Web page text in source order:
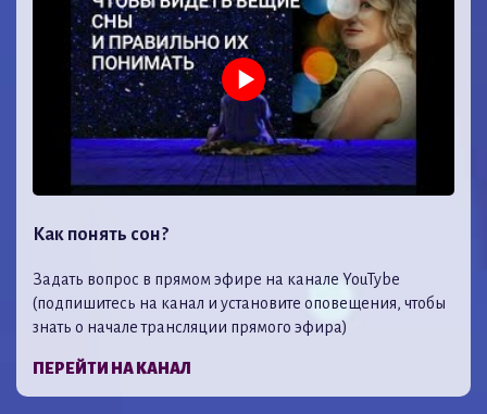
Как понять сон?
Задать вопрос в прямом эфире на канале YouTybe
(подпишитесь на канал и установите оповещения, чтобы
знать о начале трансляции прямого эфира)
ПЕРЕЙТИ НА КАНАЛ